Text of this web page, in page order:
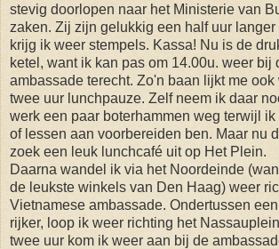
stevig doorlopen naar het Ministerie van
zaken. Zij zijn gelukkig een half uur langer
krijg ik weer stempels. Kassa! Nu is de
ketel, want ik kan pas om 14.00u. weer bij
ambassade terecht. Zo'n baan lijkt me
twee uur lunchpauze. Zelf neem ik daar
werk een paar boterhammen weg terwijl
of lessen aan voorbereiden ben. Maar nu
zoek een leuk lunchcafé uit op Het Plein.
Daarna wandel ik via het Noordeinde
de leukste winkels van Den Haag) weer
Vietnamese ambassade. Ondertussen
rijker, loop ik weer richting het
twee uur kom ik weer aan bij de